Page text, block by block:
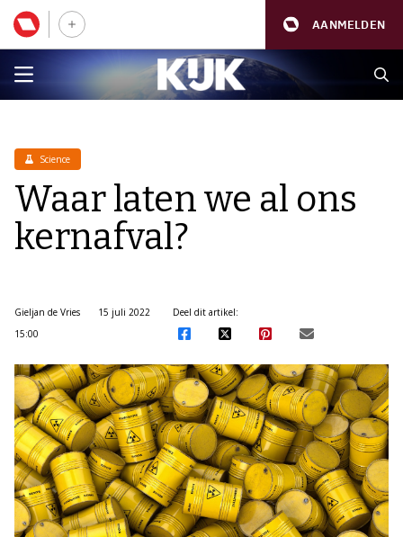
AANMELDEN
Science
Waar laten we al ons
kernafval?
Gieljan de Vries
15 juli 2022
15:00
Deel dit artikel: